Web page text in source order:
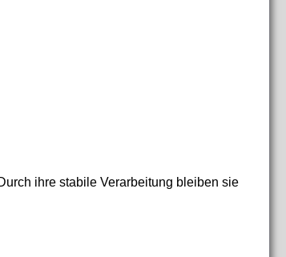
ihre stabile Verarbeitung bleiben sie